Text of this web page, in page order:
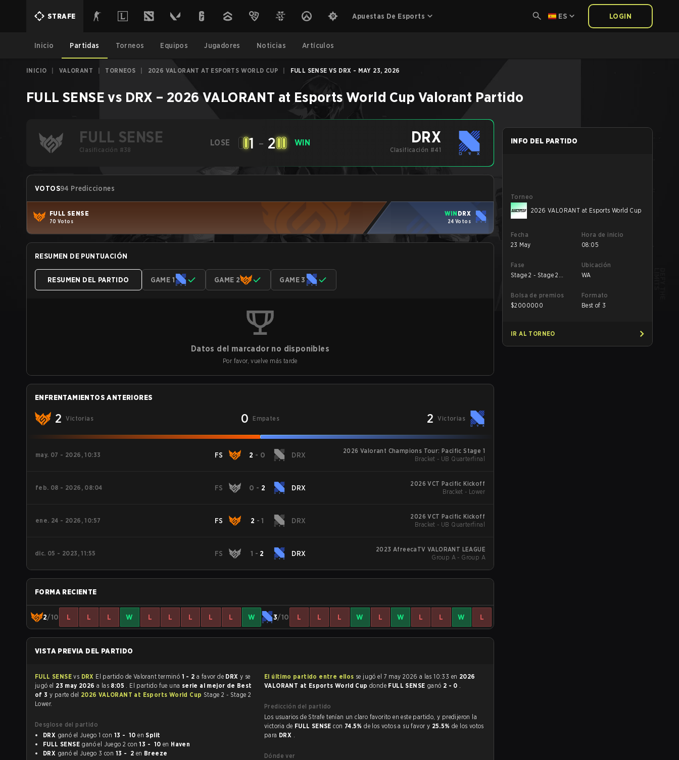
STRAFE Apuestas De Esports ES LOGIN
Inicio Partidas Torneos Equipos Jugadores Noticias Artículos
INICIO VALORANT TORNEOS 2026 VALORANT AT ESPORTS WORLD CUP FULL SENSE VS DRX - MAY 23, 2026
FULL SENSE vs DRX – 2026 VALORANT at Esports World Cup Valorant Partido
FULL SENSE
Clasificación #38
LOSE 1 - 2 WIN DRX
Clasificación #41
VOTOS94 Predicciones
FULL SENSE
70 Votos
WIN DRX
24 Votos
RESUMEN DE PUNTUACIÓN
RESUMEN DEL PARTIDO GAME 1 GAME 2 GAME 3
Datos del marcador no disponibles
Por favor, vuelve más tarde
ENFRENTAMIENTOS ANTERIORES
2 Victorias 0 Empates 2 Victorias
may. 07 - 2026, 10:33 FS 2 - 0 DRX
2026 Valorant Champions Tour: Pacific Stage 1
Bracket - UB Quarterfinal
feb. 08 - 2026, 08:04 FS 0 - 2 DRX
2026 VCT Pacific Kickoff
Bracket - Lower
ene. 24 - 2026, 10:57 FS 2 -1 DRX
2026 VCT Pacific Kickoff
Bracket - UB Quarterfinal
dic. 05 - 2023, 11:55 FS 1 - 2 DRX
2023 AfreecaTV VALORANT LEAGUE
Group A - Group A
FORMA RECIENTE
2/10 L L L W L L L L L W 3/10 L L L W L W L L W L
VISTA PREVIA DEL PARTIDO
FULL SENSEvs DRX El partido de Valorant terminó 1 - 2 a favor de DRX y se
jugó el 23 may 2026 a las 8:05 . El partido fue una serie al mejor de Best
of 3 y parte del 2026 VALORANT at Esports World Cup Stage 2 - Stage 2
Lower.
Desglose del partido
DRX
ganó el Juego 1 con 13 - 10 enSplit
FULL SENSE
ganó el Juego 2 con 13 - 10 en Haven
DRX
ganó el Juego 3 con 13 - 2 en Breeze
El último partido entre ellos se jugó el 7 may 2026 a las 10:33 en 2026
VALORANT at Esports World Cup donde FULL SENSE ganó 2 - 0 .
Predicción del partido
Los usuarios de Strafe tenían un claro favorito en este partido, y predijeron la
victoria de FULL SENSEcon 74.5%de los votos a su favor y 25.5% de los votos
para DRX .
Dónde ver
INFO DEL PARTIDO
Torneo
2026 VALORANT at Esports World Cup
Fecha
23 May
Hora de inicio
08:05
Fase
Stage 2 - Stage 2
Ubicación
WA
Bolsa de premios
$2000000
Formato
Best of 3
IR AL TORNEO